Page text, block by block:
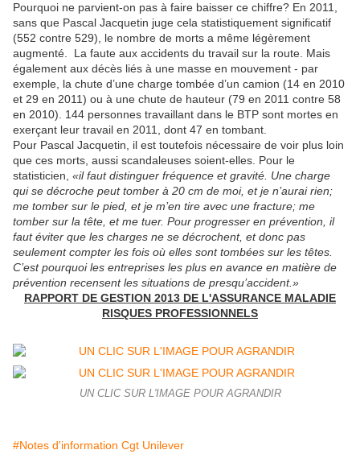
Pourquoi ne parvient-on pas à faire baisser ce chiffre? En 2011,
sans que Pascal Jacquetin juge cela statistiquement significatif
(552 contre 529), le nombre de morts a même légèrement
augmenté. La faute aux accidents du travail sur la route. Mais
également aux décès liés à une masse en mouvement - par
exemple, la chute d’une charge tombée d’un camion (14 en 2010
et 29 en 2011) ou à une chute de hauteur (79 en 2011 contre 58
en 2010). 144 personnes travaillant dans le BTP sont mortes en
exerçant leur travail en 2011, dont 47 en tombant.
Pour Pascal Jacquetin, il est toutefois nécessaire de voir plus loin
que ces morts, aussi scandaleuses soient-elles. Pour le
statisticien, «il faut distinguer fréquence et gravité. Une charge
qui se décroche peut tomber à 20 cm de moi, et je n’aurai rien;
me tomber sur le pied, et je m’en tire avec une fracture; me
tomber sur la tête, et me tuer. Pour progresser en prévention, il
faut éviter que les charges ne se décrochent, et donc pas
seulement compter les fois où elles sont tombées sur les têtes.
C’est pourquoi les entreprises les plus en avance en matière de
prévention recensent les situations de presqu’accident.»
RAPPORT DE GESTION 2013 DE L'ASSURANCE MALADIE
RISQUES PROFESSIONNELS
UN CLIC SUR L'IMAGE POUR AGRANDIR
#Notes d'information Cgt Unilever